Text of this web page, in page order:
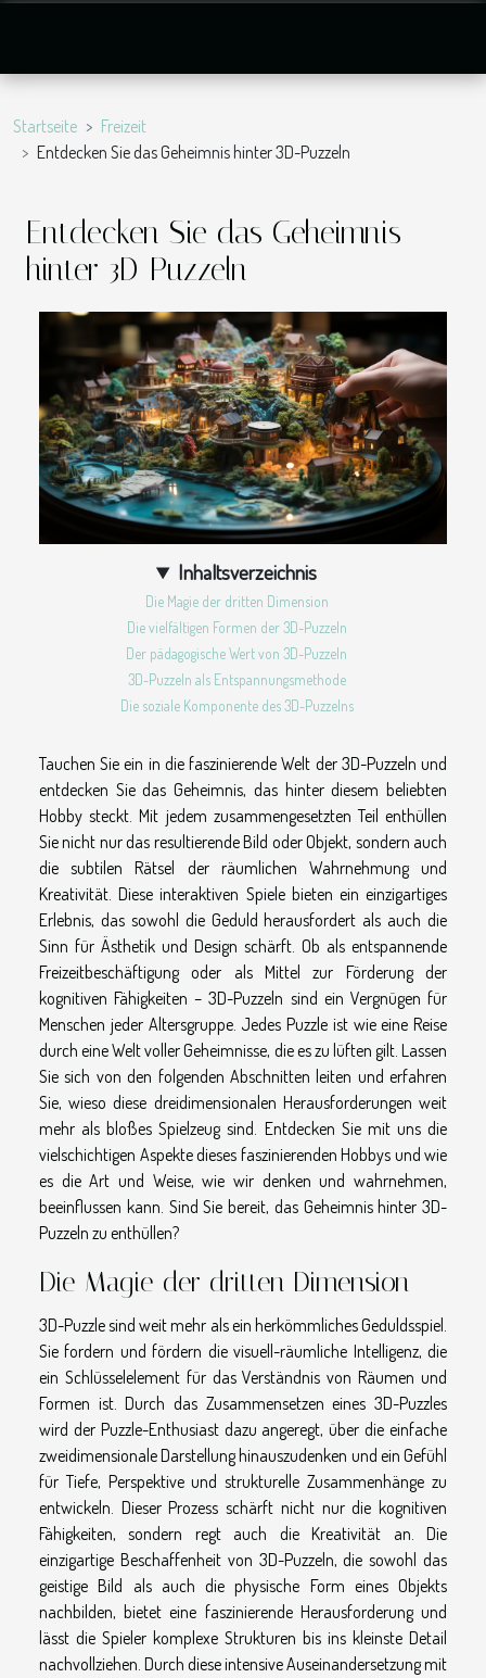
Startseite
Freizeit
Entdecken Sie das Geheimnis hinter 3D-Puzzeln
Entdecken Sie das Geheimnis
hinter 3D-Puzzeln
Inhaltsverzeichnis
Die Magie der dritten Dimension
Die vielfältigen Formen der 3D-Puzzeln
Der pädagogische Wert von 3D-Puzzeln
3D-Puzzeln als Entspannungsmethode
Die soziale Komponente des 3D-Puzzelns
Tauchen Sie ein in die faszinierende Welt der 3D-Puzzeln und
entdecken Sie das Geheimnis, das hinter diesem beliebten
Hobby steckt. Mit jedem zusammengesetzten Teil enthüllen
Sie nicht nur das resultierende Bild oder Objekt, sondern auch
die subtilen Rätsel der räumlichen Wahrnehmung und
Kreativität. Diese interaktiven Spiele bieten ein einzigartiges
Erlebnis, das sowohl die Geduld herausfordert als auch die
Sinn für Ästhetik und Design schärft. Ob als entspannende
Freizeitbeschäftigung oder als Mittel zur Förderung der
kognitiven Fähigkeiten – 3D-Puzzeln sind ein Vergnügen für
Menschen jeder Altersgruppe. Jedes Puzzle ist wie eine Reise
durch eine Welt voller Geheimnisse, die es zu lüften gilt. Lassen
Sie sich von den folgenden Abschnitten leiten und erfahren
Sie, wieso diese dreidimensionalen Herausforderungen weit
mehr als bloßes Spielzeug sind. Entdecken Sie mit uns die
vielschichtigen Aspekte dieses faszinierenden Hobbys und wie
es die Art und Weise, wie wir denken und wahrnehmen,
beeinflussen kann. Sind Sie bereit, das Geheimnis hinter 3D-
Puzzeln zu enthüllen?
Die Magie der dritten Dimension
3D-Puzzle sind weit mehr als ein herkömmliches Geduldsspiel.
Sie fordern und fördern die visuell-räumliche Intelligenz, die
ein Schlüsselelement für das Verständnis von Räumen und
Formen ist. Durch das Zusammensetzen eines 3D-Puzzles
wird der Puzzle-Enthusiast dazu angeregt, über die einfache
zweidimensionale Darstellung hinauszudenken und ein Gefühl
für Tiefe, Perspektive und strukturelle Zusammenhänge zu
entwickeln. Dieser Prozess schärft nicht nur die kognitiven
Fähigkeiten, sondern regt auch die Kreativität an. Die
einzigartige Beschaffenheit von 3D-Puzzeln, die sowohl das
geistige Bild als auch die physische Form eines Objekts
nachbilden, bietet eine faszinierende Herausforderung und
lässt die Spieler komplexe Strukturen bis ins kleinste Detail
nachvollziehen. Durch diese intensive Auseinandersetzung mit